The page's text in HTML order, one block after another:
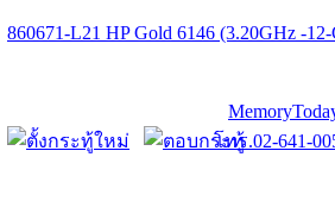
860671-L21 HP Gold 6146 (3.20GHz -
โทร.02-641-